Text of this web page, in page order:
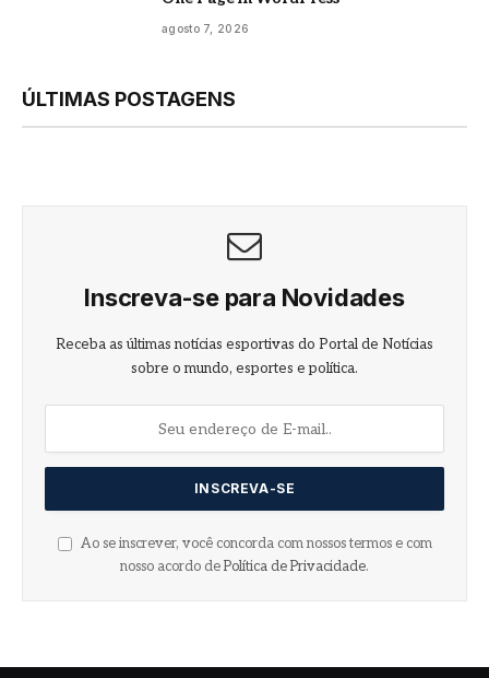
agosto 7, 2026
ÚLTIMAS POSTAGENS
Inscreva-se para Novidades
Receba as últimas notícias esportivas do Portal de Notícias
sobre o mundo, esportes e política.
Ao se inscrever, você concorda com nossos termos e com
nosso acordo de Política de Privacidade.